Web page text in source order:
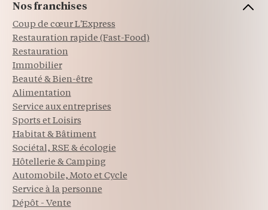
Nos franchises
Coup de cœur L'Express
Restauration rapide (Fast-Food)
Restauration
Immobilier
Beauté & Bien-être
Alimentation
Service aux entreprises
Sports et Loisirs
Habitat & Bâtiment
Sociétal, RSE & écologie
Hôtellerie & Camping
Automobile, Moto et Cycle
Service à la personne
Dépôt - Vente